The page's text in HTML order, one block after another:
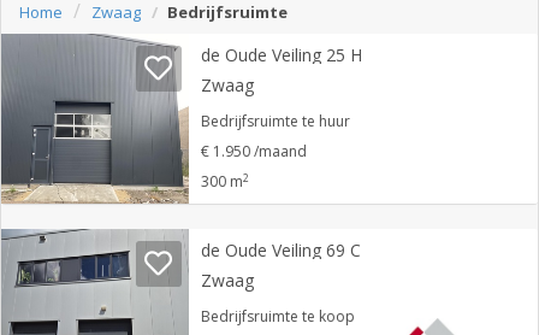
aanbieden
Pand
Waarom
adverteren
Premium
adverteren
Registreren
Home Zwaag Bedrijfsruimte
de Oude Veiling 25 H
Zwaag
Bedrijfsruimte te huur
€ 1.950 /maand
300 m2
de Oude Veiling 69 C
Zwaag
Bedrijfsruimte te koop